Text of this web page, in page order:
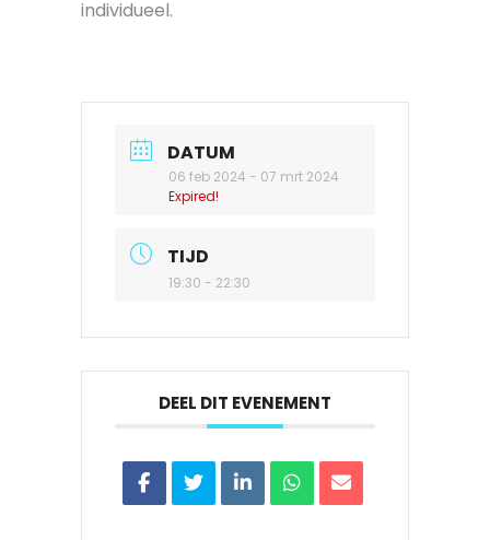
individueel.
DATUM
06 feb 2024 - 07 mrt 2024
Expired!
TIJD
19:30 - 22:30
DEEL DIT EVENEMENT